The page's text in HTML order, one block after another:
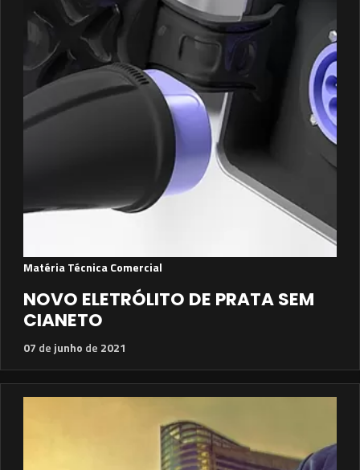
Matéria Técnica Comercial
NOVO ELETRÓLITO DE PRATA SEM
CIANETO
07 de junho de 2021